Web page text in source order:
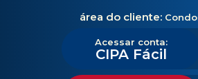
área do cliente:
Acessar conta:
CIPA Fácil